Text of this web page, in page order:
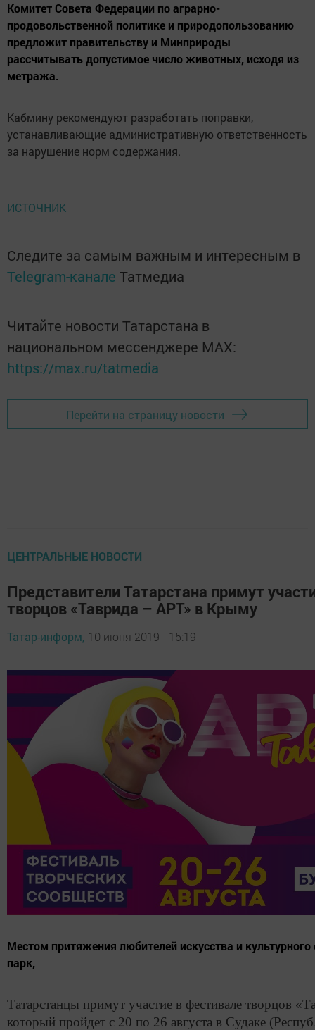
Комитет Совета Федерации по аграрно-
продовольственной политике и природопользованию
предложит правительству и Минприроды
рассчитывать допустимое число животных, исходя из
метража.
Кабмину рекомендуют разработать поправки,
устанавливающие административную ответственность
за нарушение норм содержания.
ИСТОЧНИК
Следите за самым важным и интересным в
Telegram-канале Татмедиа
Читайте новости Татарстана в
национальном мессенджере MАХ:
https://max.ru/tatmedia
Перейти на страницу новости
ЦЕНТРАЛЬНЫЕ НОВОСТИ
Представители Татарстана примут
творцов «Таврида – АРТ» в Крыму
Татар-информ, 10 июня 2019 - 15:19
Местом притяжения любителей искусства и культурного
парк,
Татарстанцы примут участие в фестивале творцов
который пройдет с 20 по 26 августа в Судаке